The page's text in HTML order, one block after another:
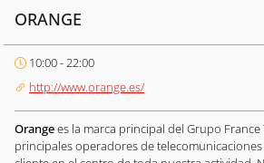
ORANGE
10:00 - 22:00
http://www.orange.es/
Orangees la marca principal del Grupo
principales operadores de